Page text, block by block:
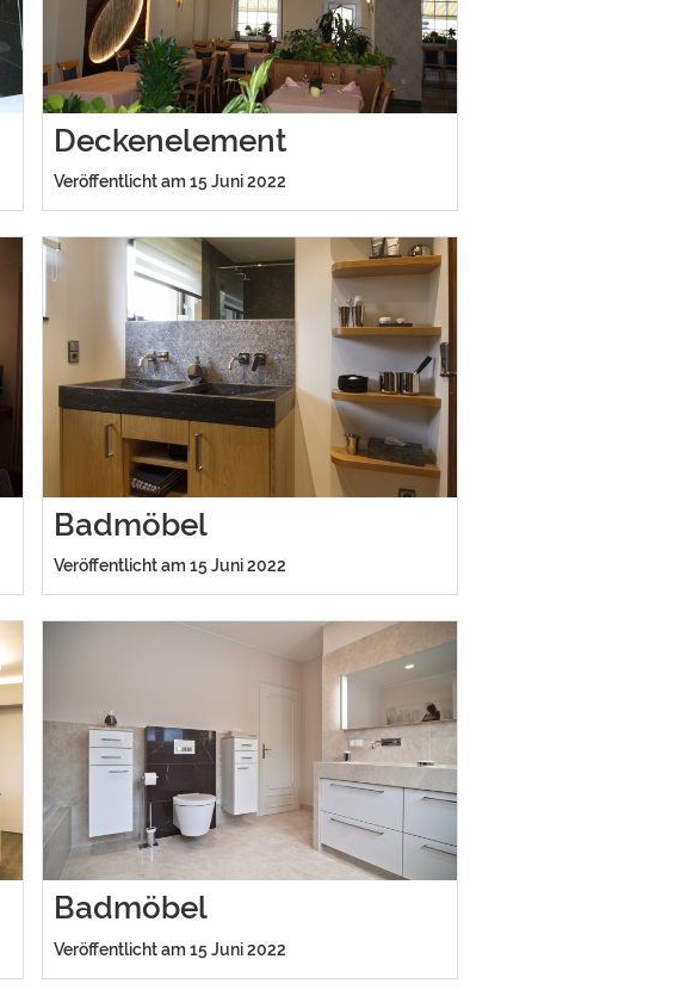
Deckenelement
Veröffentlicht am 15 Juni 2022
Badmöbel
Veröffentlicht am 15 Juni 2022
Badmöbel
Veröffentlicht am 15 Juni 2022